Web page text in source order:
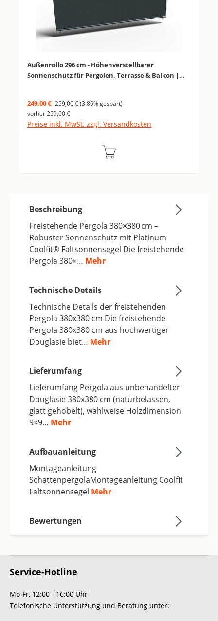
Außenrollo 296 cm - Höhenverstellbarer
Sonnenschutz für Pergolen, Terrasse & Balkon |
Verkaufspreis:
249,00 € Regulärer Preis:
259,00 €(3.86% gespart)
vorher 259,00 €
Preise inkl. MwSt. zzgl. Versandkosten
Beschreibung
Freistehende Pergola 380×380 cm –
Robuster Sonnenschutz mit Platinum
Coolfit® Faltsonnensegel Die freistehende
Pergola 380×… Mehr
Technische Details
Technische Details der freistehenden
Pergola 380x380 cm Die freistehende
Pergola 380x380 cm aus hochwertiger
Douglasie biet… Mehr
Lieferumfang
Lieferumfang Pergola aus unbehandelter
Douglasie 380x380 cm (naturbelassen,
glatt gehobelt), wahlweise Holzdimension
9×9… Mehr
Aufbauanleitung
Montageanleitung
SchattenpergolaMontageanleitung Coolfit
Faltsonnensegel Mehr
Bewertungen
Service-Hotline
Mo-Fr, 12:00 - 16:00 Uhr
Telefonische Unterstützung und Beratung unter: